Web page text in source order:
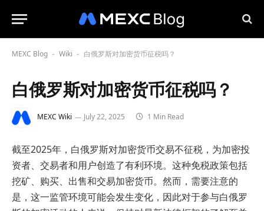
MEXC Blog - Wiki - 白俄罗斯对加密货币征税吗？
白俄罗斯对加密货币征税吗？
MEXC Wiki July 22, 2025 1 Min Read
截至2025年，白俄罗斯对加密货币交易不征税，为加密投
资者、交易者和用户创造了有利环境。这种免税政策包括
挖矿、购买、出售和交易加密货币。然而，需要注意的
是，这一监管环境可能会发生变化，因此对于参与白俄罗